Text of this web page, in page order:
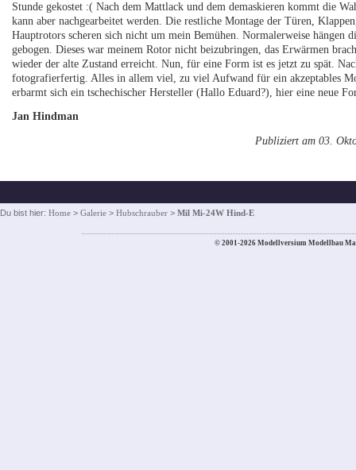
Stunde gekostet :( Nach dem Mattlack und dem demaskieren kommt die
kann aber nachgearbeitet werden. Die restliche Montage der Türen,
Hauptrotors scheren sich nicht um mein Bemühen. Normalerweise hängen
gebogen. Dieses war meinem Rotor nicht beizubringen, das Erwärmen
wieder der alte Zustand erreicht. Nun, für eine Form ist es jetzt zu spät.
fotografierfertig. Alles in allem viel, zu viel Aufwand für ein akzeptables
erbarmt sich ein tschechischer Hersteller (Hallo Eduard?), hier eine neue
Jan Hindman
Publiziert am 03.
Du bist hier: Home > Galerie > Hubschrauber > Mil Mi-24W Hind-E
© 2001-2026 Modellversium Modellbau